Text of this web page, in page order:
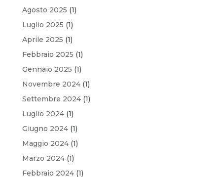
Agosto 2025 (1)
Luglio 2025 (1)
Aprile 2025 (1)
Febbraio 2025 (1)
Gennaio 2025 (1)
Novembre 2024(1)
Settembre 2024(1)
Luglio 2024(1)
Giugno 2024(1)
Maggio 2024(1)
Marzo 2024(1)
Febbraio 2024(1)